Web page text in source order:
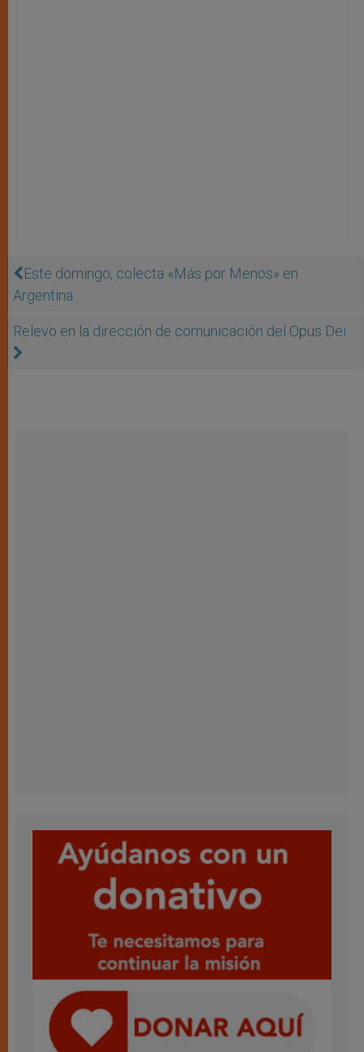
Este domingo, colecta «Más por Menos» en
Argentina
Relevo en la dirección de comunicación del Opus Dei